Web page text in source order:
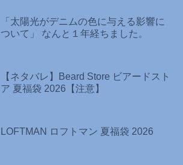
「太陽光がデニムの色に与える影響に
ついて」 なんと１年経ちました。
【ネタバレ】Beard Store ビアードスト
ア 夏福袋 2026【注意】
LOFTMAN ロフトマン 夏福袋 2026